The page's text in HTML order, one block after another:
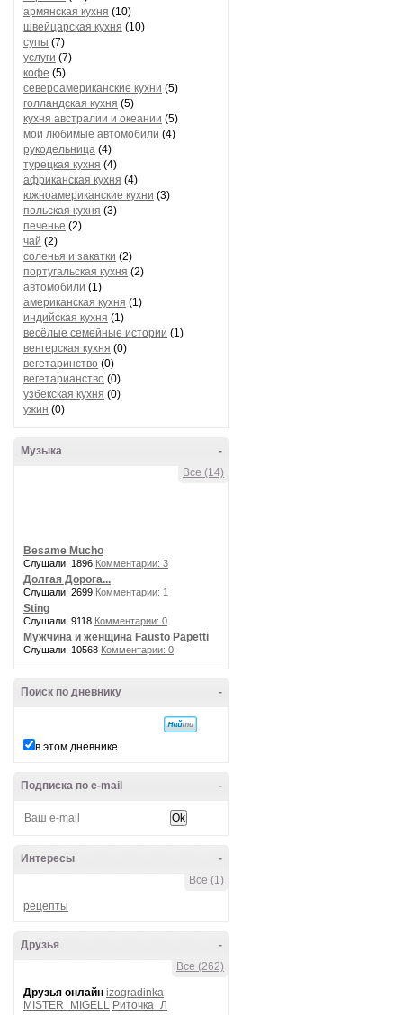
армянская кухня (10)
швейцарская кухня (10)
супы (7)
услуги (7)
кофе (5)
североамериканские кухни (5)
голландская кухня (5)
кухня австралии и океании (5)
мои любимые автомобили (4)
рукодельница (4)
турецкая кухня (4)
африканская кухня (4)
южноамериканские кухни (3)
польская кухня (3)
печенье (2)
чай (2)
соленья и закатки (2)
португальская кухня (2)
автомобили (1)
американская кухня (1)
индийская кухня (1)
весёлые семейные истории (1)
венгерская кухня (0)
вегетаринство (0)
вегетарианство (0)
узбекская кухня (0)
ужин (0)
-
Музыка
Все (14)
Besame Mucho
Слушали: 1896 Комментарии: 3
Долгая Дорога...
Слушали: 2699 Комментарии: 1
Sting
Слушали: 9118 Комментарии: 0
Мужчина и женщина Fausto Papetti
Слушали: 10568 Комментарии: 0
-
Поиск по дневнику
в этом дневнике
-
Подписка по e-mail
-
Интересы
Все (1)
рецепты
-
Друзья
Все (262)
Друзья онлайн izogradinka
MISTER_MIGELL Риточка_Л